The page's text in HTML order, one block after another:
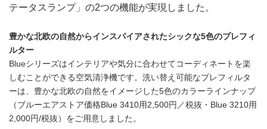
テータスランプ」の2つの機能が実現しました。
豊かな北欧の自然からインスパイアされたシックな5色のプレフィ
ルター
Blueシリーズはインテリアや気分に合わせてコーディネートを楽
しむことができる空気清浄機です。洗い替え可能なプレフィルタ
ーは、豊かな北欧の自然をイメージした5色のカラーラインナップ
（ブルーエアストア価格Blue 3410用2,500円／税抜・Blue 3210用
2,000円/税抜）をご用意しました。